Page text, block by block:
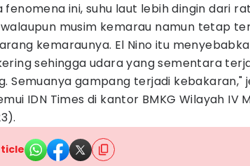
fenomena ini, suhu laut lebih dingin dari
musim kemarau namun tetap
kemaraunya. El Nino itu
sehingga udara yang sementara
Semuanya gampang terjadi kebakaran,"
IDN Times di kantor BMKG Wilayah IV